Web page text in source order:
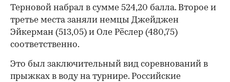
Терновой набрал в сумме 524,20 балла. Второе и
третье места заняли немцы Джейджен
Эйкерман (513,05) и Оле Рёслер (480,75)
соответственно.
Это был заключительный вид соревнований в
прыжках в воду на турнире. Российские